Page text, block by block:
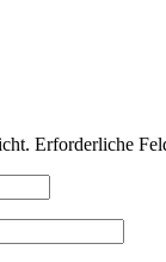
Erforderliche